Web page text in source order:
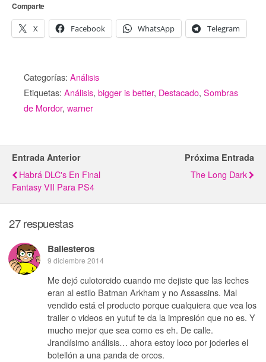
Comparte
X Facebook WhatsApp Telegram
Categorías: Análisis
Etiquetas: Análisis, bigger is better, Destacado, Sombras
de Mordor, warner
Entrada Anterior
Habrá DLC's En Final
Fantasy VII Para PS4
Próxima Entrada
The Long Dark
27 respuestas
Ballesteros
9 diciembre 2014
Me dejó culotorcido cuando me dejiste que las leches
eran al estilo Batman Arkham y no Assassins. Mal
vendido está el producto porque cualquiera que vea los
trailer o videos en yutuf te da la impresión que no es. Y
mucho mejor que sea como es eh. De calle.
Jrandísimo análisis… ahora estoy loco por joderles el
botellón a una panda de orcos.